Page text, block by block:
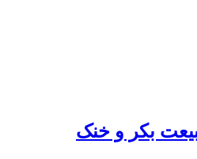
بکر و خنک